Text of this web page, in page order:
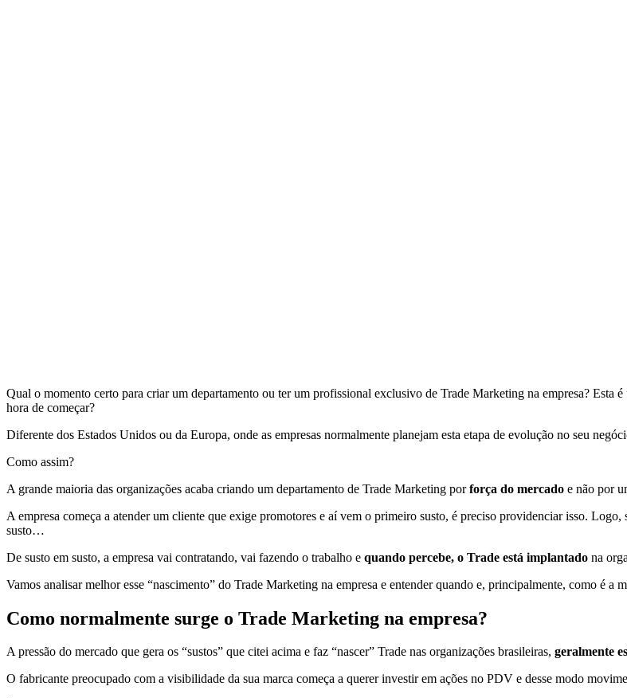
Qual o momento certo para criar um departamento ou ter um profissional exclusivo de Trade Marketing na empresa? Esta
hora de começar?
Diferente dos Estados Unidos ou da Europa, onde as empresas normalmente planejam esta etapa de evolução no seu
Como assim?
A grande maioria das organizações acaba criando um departamento de Trade Marketing porforça do mercado e não por
A empresa começa a atender um cliente que exige promotores e aí vem o primeiro susto, é preciso providenciar isso.
susto…
De susto em susto, a empresa vai contratando, vai fazendo o trabalho e quando percebe, o Trade está implantado na
Vamos analisar melhor esse “nascimento” do Trade Marketing na empresa e entender quando e, principalmente, como é a
Como normalmente surge o Trade Marketing na empresa?
A pressão do mercado que gera os “sustos” que citei acima e faz “nascer” Trade nas organizações brasileiras, geralmente
O fabricante preocupado com a visibilidade da sua marca começa a querer investir em ações no PDV e desse modo